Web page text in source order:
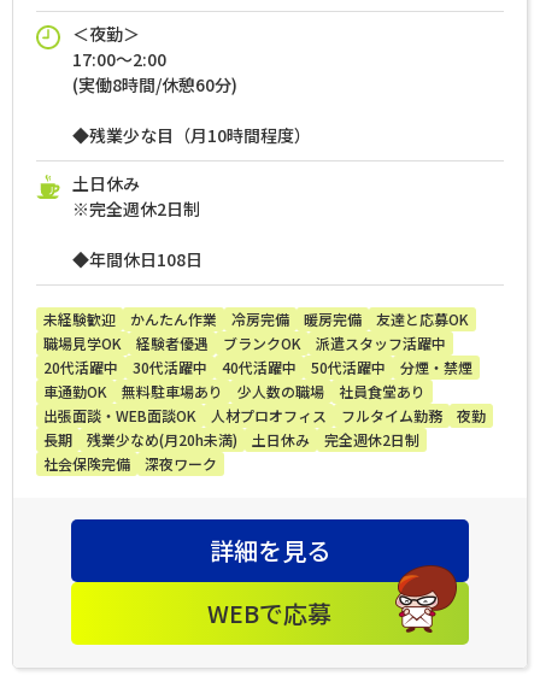
＜夜勤＞
17:00～2:00
(実働8時間/休憩60分)
◆残業少な目（月10時間程度）
土日休み
※完全週休2日制
◆年間休日108日
未経験歓迎 かんたん作業 冷房完備 暖房完備
友達と応募OK
職場見学OK
経験者優遇 ブランクOK
派遣スタッフ活躍中
20代活躍中
30代活躍中 40代活躍中 50代活躍中
分煙・禁煙
車通勤OK
無料駐車場あり 少人数の職場
社員食堂あり
出張面談・WEB面談OK
人材プロオフィス フルタイム勤務
夜勤
長期
残業少なめ(月20h未満) 土日休み
完全週休2日制
社会保険完備
深夜ワーク
詳細を見る
WEBで応募